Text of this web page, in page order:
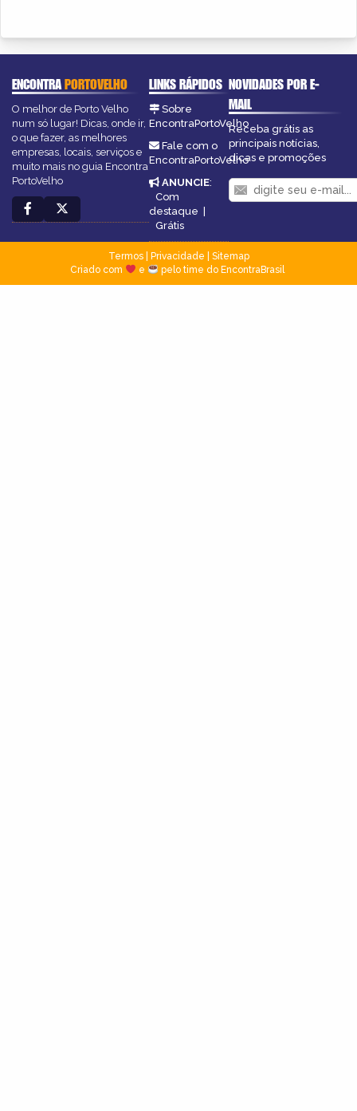
ENCONTRAPORTOVELHO
O melhor de Porto Velho
num só lugar! Dicas, onde ir,
o que fazer, as melhores
empresas, locais, serviços e
muito mais no guia Encontra
PortoVelho
LINKS RÁPIDOS
Sobre
EncontraPortoVelho
Fale com o
EncontraPortoVelho
ANUNCIE:
Com
destaque |
Grátis
NOVIDADES POR E-
MAIL
Receba grátis as
principais notícias,
dicas e promoções
Termos| Privacidade
Sitemap
Criado com
e pelo time do EncontraBrasil